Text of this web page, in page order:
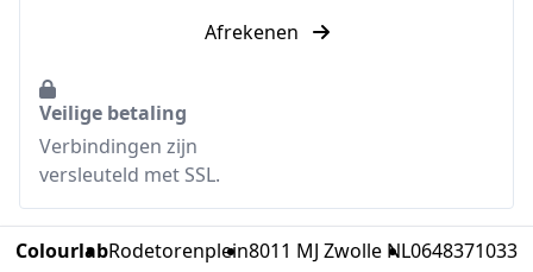
Afrekenen
Veilige betaling
Verbindingen zijn
versleuteld met SSL.
ColourlabRodetorenplein8011 MJ Zwolle NL0648371033